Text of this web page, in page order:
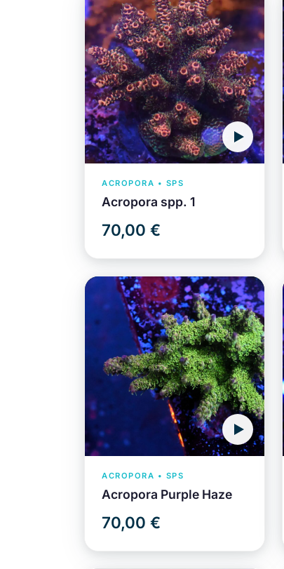
ACROPORA • SPS
Acropora spp. 1
70,00 €
ACROPORA • SPS
Acropora Purple Haze
70,00 €